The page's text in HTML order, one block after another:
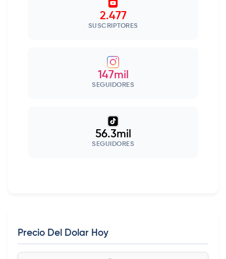
2.477
SUSCRIPTORES
147mil
SEGUIDORES
56.3mil
SEGUIDORES
Precio Del Dolar Hoy